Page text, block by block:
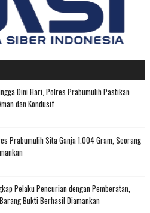
Dini Hari, Polres Prabumulih Pastikan
dan Kondusif
Prabumulih Sita Ganja 1.004 Gram, Seorang
Pelaku Pencurian dengan Pemberatan,
Bukti Berhasil Diamankan